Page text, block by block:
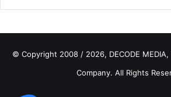
© Copyright 2008 / 2026, DECODE
Company. All Rights